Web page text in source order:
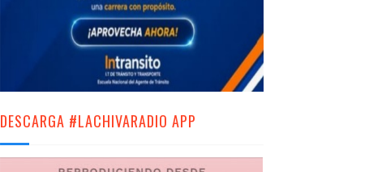
DESCARGA #LACHIVARADIO APP